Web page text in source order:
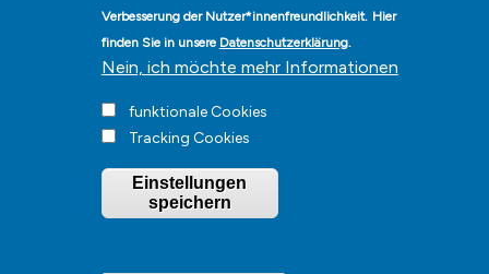
Stadt Hohen Neuendorf • Oranienburger Str. 2 • 16540 Hohen
Neuendorf • Telefon03303-528-0• E-Mail:
© Hohen-Neuendorf.de, Alle Rechte vorbehalten - Vervielfältigung nur
mit unserer Genehmigung
Verbesserung der Nutzer*innenfreundlichkeit. Hier
finden Sie in unsere Datenschutzerklärung.
Nein, ich möchte mehr Informationen
funktionale Cookies
Tracking Cookies
Einstellungen
speichern